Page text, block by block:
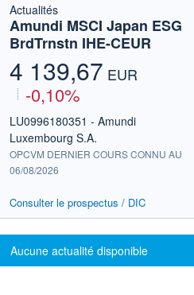
Actualités
Amundi MSCI Japan ESG
BrdTrnstn IHE-CEUR
4 139,67 EUR
-0,10%
LU0996180351 - Amundi
Luxembourg S.A.
OPCVM DERNIER COURS CONNU AU
06/08/2026
Consulter le prospectus / DIC
Message d'information
Aucune actualité disponible